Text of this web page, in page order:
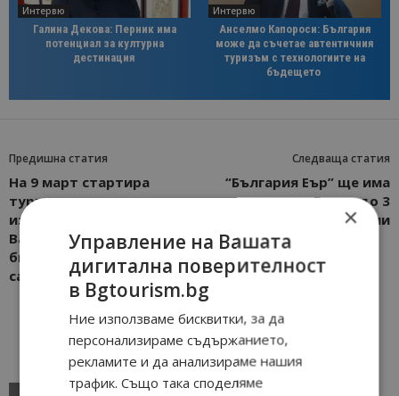
Интервю
Галина Декова: Перник има
потенциал за културна
дестинация
Интервю
Анселмо Капороси: България
може да съчетае автентичния
туризъм с технологиите на
бъдещето
Предишна статия
На 9 март стартира
туристическото
изложение
Ваканция&СПА Експо;
билетите за посещение
са в продажба
Следваща статия
“България Еър” ще има
полети от Варна до 3
европейски дестинации
AI в туризма: защо камериерка може да се
×
Управление на Вашата
дигитална поверителност
в Bgtourism.bg
Ние използваме бисквитки, за да
персонализираме съдържанието,
рекламите и да анализираме нашия
трафик. Също така споделяме